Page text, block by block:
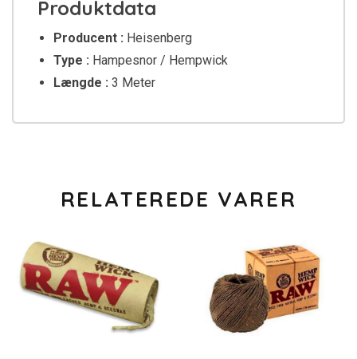
Produktdata
Producent : Heisenberg
Type : Hampesnor / Hempwick
Længde : 3 Meter
RELATEREDE VARER